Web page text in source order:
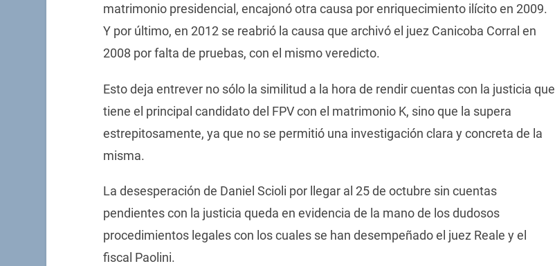
matrimonio presidencial, encajonó otra causa por enriquecimiento ilícito en 2009.
Y por último, en 2012 se reabrió la causa que archivó el juez Canicoba Corral en
2008 por falta de pruebas, con el mismo veredicto.
Esto deja entrever no sólo la similitud a la hora de rendir cuentas con la justicia que
tiene el principal candidato del FPV con el matrimonio K, sino que la supera
estrepitosamente, ya que no se permitió una investigación clara y concreta de la
misma.
La desesperación de Daniel Scioli por llegar al 25 de octubre sin cuentas
pendientes con la justicia queda en evidencia de la mano de los dudosos
procedimientos legales con los cuales se han desempeñado el juez Reale y el
fiscal Paolini.